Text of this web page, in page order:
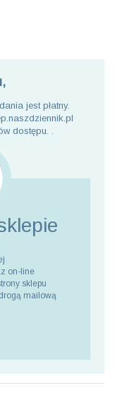
jest płatny.
dostępu. .
on-line
sklepu
mailową